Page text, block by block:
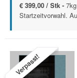
€ 399,00 / Stk -
Startzeitvorwahl.
Verpasst!